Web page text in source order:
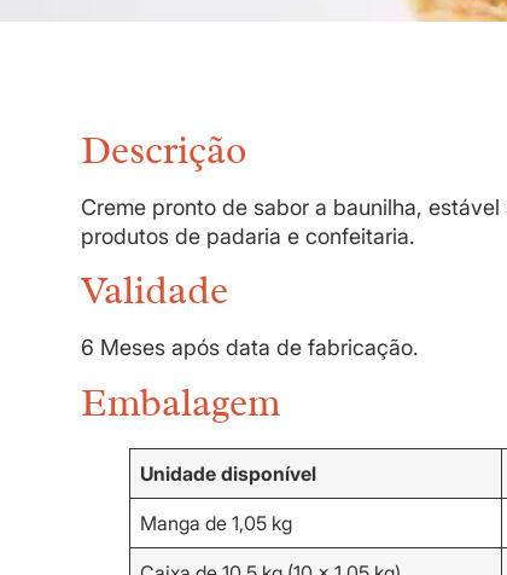
Descrição
Creme pronto de sabor a baunilha,
produtos de padaria e confeitaria.
Validade
6 Meses após data de fabricação.
Embalagem
Unidade disponível
Manga de 1,05 kg